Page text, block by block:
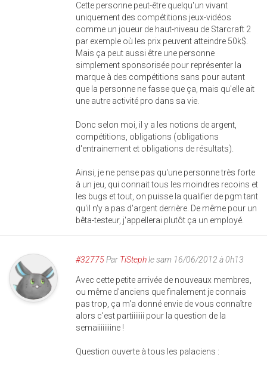
Cette personne peut-être quelqu'un vivant
uniquement des compétitions jeux-vidéos
comme un joueur de haut-niveau de Starcraft 2
par exemple où les prix peuvent atteindre 50k$.
Mais ça peut aussi être une personne
simplement sponsorisée pour représenter la
marque à des compétitions sans pour autant
que la personne ne fasse que ça, mais qu'elle ait
une autre activité pro dans sa vie.
Donc selon moi, il y a les notions de argent,
compétitions, obligations (obligations
d'entrainement et obligations de résultats).
Ainsi, je ne pense pas qu'une personne très forte
à un jeu, qui connait tous les moindres recoins et
les bugs et tout, on puisse la qualifier de pgm tant
qu'il n'y a pas d'argent derrière. De même pour un
bêta-testeur, j'appellerai plutôt ça un employé.
#32775Par TiStephle sam 16/06/2012 à 0h13
Avec cette petite arrivée de nouveaux membres,
ou même d'anciens que finalement je connais
pas trop, ça m'a donné envie de vous connaître
alors c'est partiiiiiii pour la question de la
semaiiiiiiiine !
Question ouverte à tous les palaciens :